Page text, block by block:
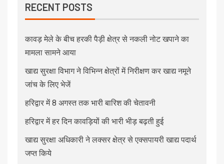
RECENT POSTS
कावड़ मेले के बीच हरकी पैड़ी क्षेत्र से नकली नोट खपाने का
मामला सामने आया
खाद्य सुरक्षा विभाग ने विभिन्न क्षेत्रों में निरीक्षण कर खाद्य नमूने
जांच के लिए भेजें
हरिद्वार में 8 अगस्त तक भारी बारिश की चेतावनी
हरिद्वार में हर दिन कावड़ियों की भारी भीड़ बढ़ती हुई
खाद्य सुरक्षा अधिकारी ने लक्सर क्षेत्र से एक्सपायरी खाद्य पदार्थ
जप्त किये